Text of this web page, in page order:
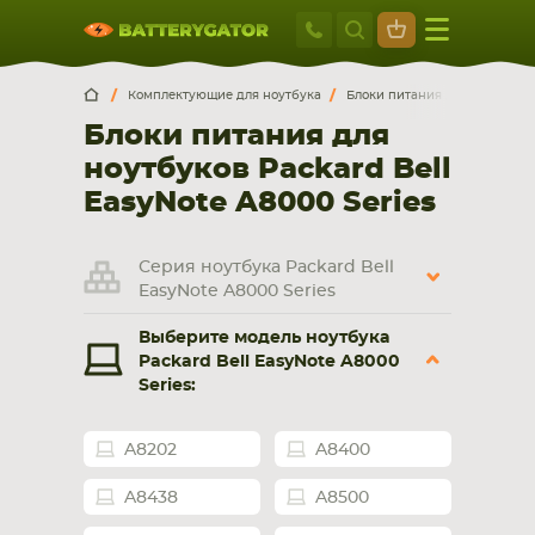
Москва
+7 495 414
Москва Санкт-Петербург
г. Москва, ул. Ткацкая, 5с3 (м. Семеновская)
5 мин. ходьбы от ст.м. “Семеновская”
+7 495 414 28 59
9:00-21:00
смартфона, планшета
Комплектующие для ноутбука Блоки питания для
Блоки питания для
ноутбуков Packard Bell
EasyNote A8000 Series
Серия ноутбука Packard Bell
EasyNote A8000 Series
Выберите модель ноутбука
Packard Bell EasyNote A8000
Series:
A8202 A8400
A8438 A8500